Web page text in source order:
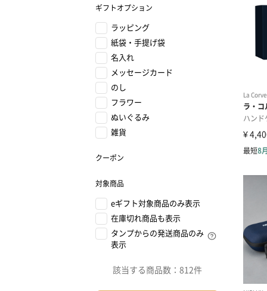
ギフトオプション
ラッピング
紙袋・手提げ袋
名入れ
メッセージカード
のし
フラワー
ぬいぐるみ
雑貨
クーポン
対象商品
eギフト対象商品のみ表示
在庫切れ商品も表示
タンプからの発送商品のみ
表示
該当する商品数： 812件